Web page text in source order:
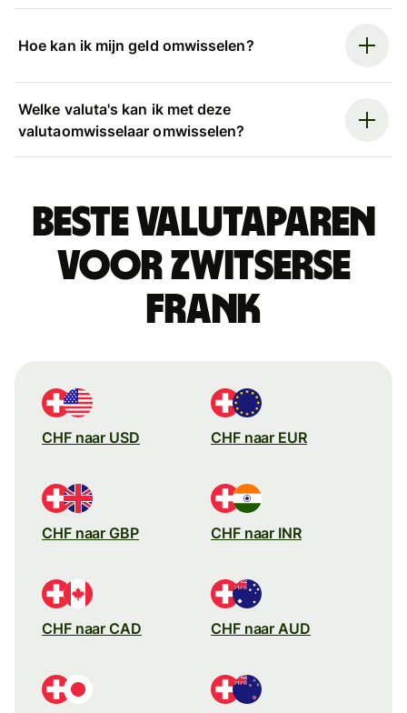
Hoe kan ik mijn geld omwisselen?
Welke valuta's kan ik met deze
valutaomwisselaar omwisselen?
Beste valutaparen
voor Zwitserse
frank
CHF naar USD CHF naar EUR
CHF naar GBP CHF naar INR
CHF naar CAD CHF naar AUD